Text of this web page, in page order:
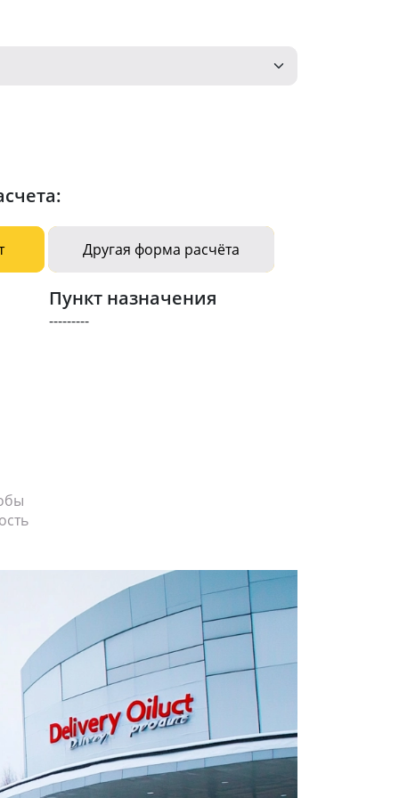
Другая форма расчёта
Пункт назначения
---------